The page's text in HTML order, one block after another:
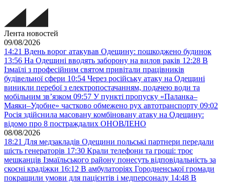
Лента новостей
09/08/2026
14:21 Вдень ворог атакував Одещину: пошкоджено будинок
13:56 На Одещині вводять заборону на вилов раків 12:28 В
Ізмаїлі з професійним святом привітали працівників
будівельної сфери 10:54 Через російську атаку на Одещині
виникли перебої з електропостачанням, подачею води та
мобільним звʼязком 09:57 У пункті пропуску «Паланка–
Маяки–Удобне» частково обмежено рух автотранспорту 09:02
Росія здійснила масовану комбіновану атаку на Одещину:
відомо про 8 постраждалих ОНОВЛЕНО
08/08/2026
18:21 Для медзакладів Одещини польські партнери передали
шість генераторів 17:30 Крали телефони та гроші: троє
мешканців Ізмаїльського району понесуть відповідальність за
скоєні крадіжки 16:12 В амбулаторіях Городненської громади
покращили умови для пацієнтів і медперсоналу 14:48 В